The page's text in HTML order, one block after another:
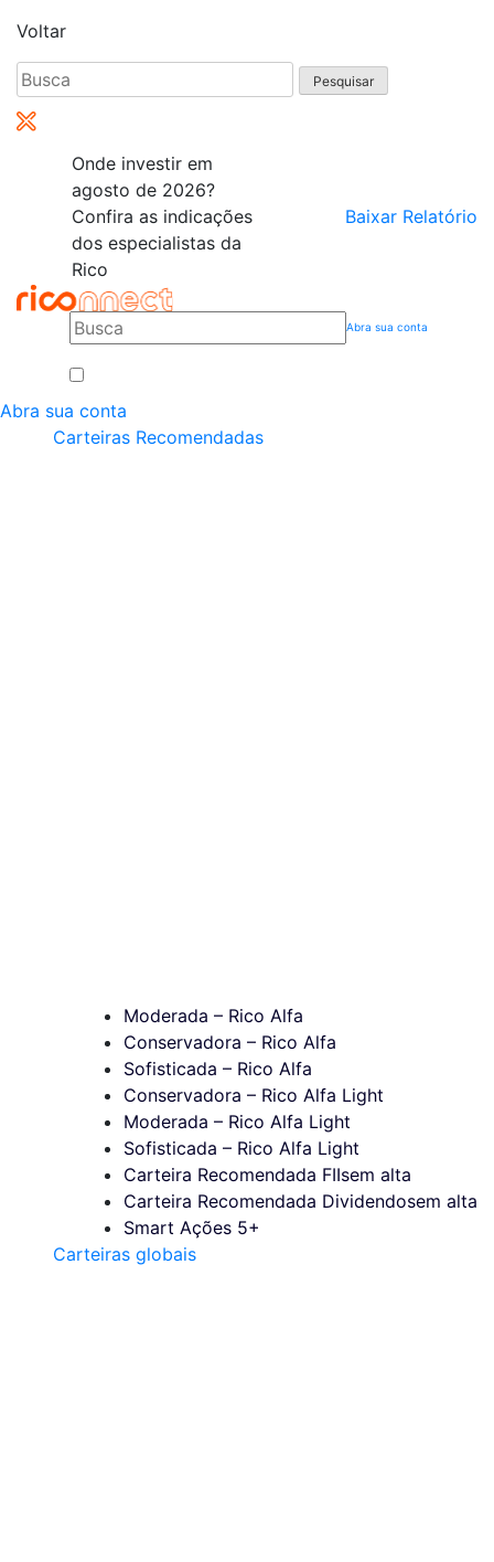
Voltar
Pesquisar
por:
Onde investir em
agosto de 2026?
Confira as indicações
dos especialistas da
Rico
Baixar Relatório
Abra sua conta
Abra sua conta
Carteiras Recomendadas
Moderada – Rico Alfa
Conservadora – Rico Alfa
Sofisticada – Rico Alfa
Conservadora – Rico Alfa Light
Moderada – Rico Alfa Light
Sofisticada – Rico Alfa Light
Carteira Recomendada FIIsem alta
Carteira Recomendada Dividendosem alta
Smart Ações 5+
Carteiras globais